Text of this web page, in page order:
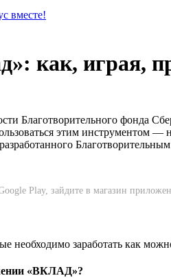
вместе!
как, играя,
Благотворительного фонда
этим инструментом
Play, зайдите в магазин
необходимо заработать как
«ВКЛАД»?